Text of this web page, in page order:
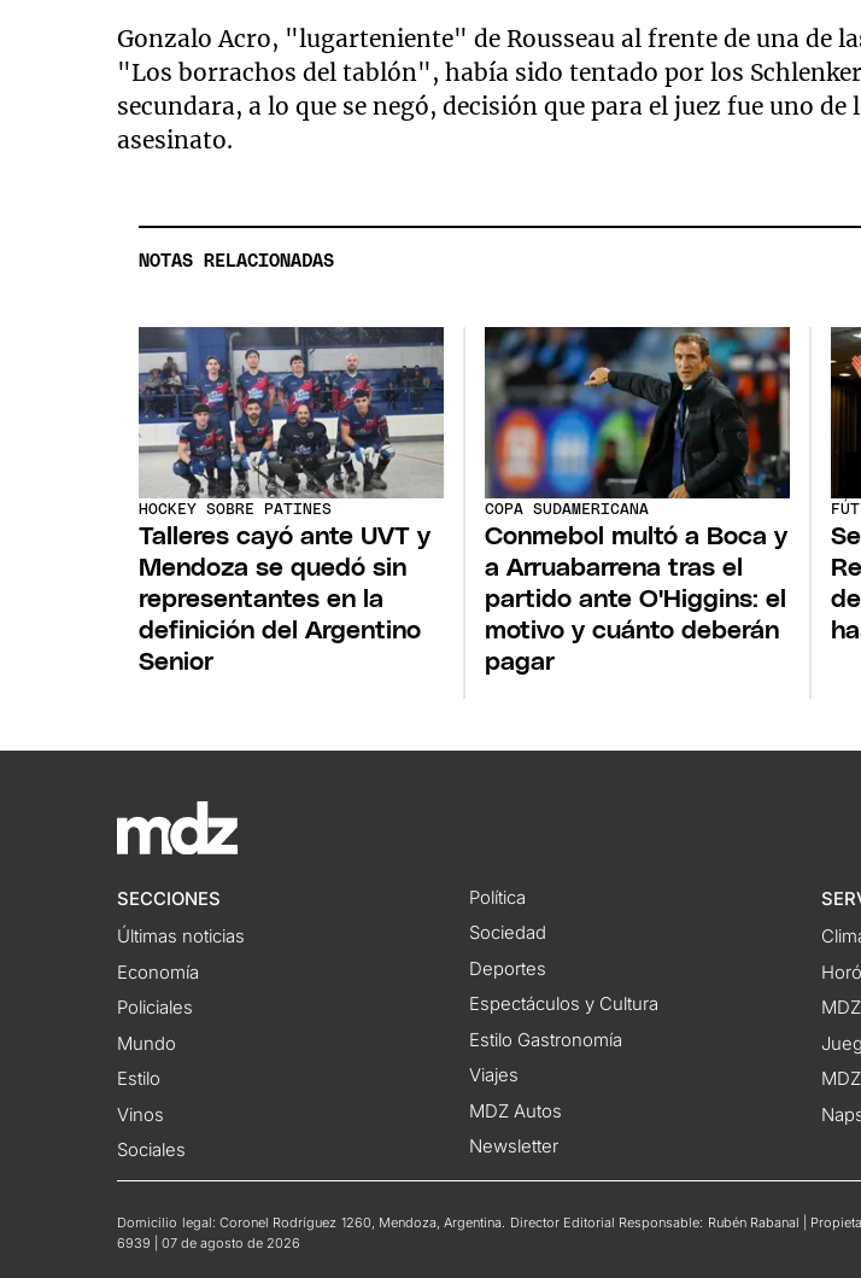
Gonzalo Acro, "lugarteniente" de Rousseau al frente de una de
"Los borrachos del tablón", había sido tentado por los
secundara, a lo que se negó, decisión que para el juez fue uno de
asesinato.
NOTAS RELACIONADAS
HOCKEY SOBRE PATINES
Talleres cayó ante UVT y
Mendoza se quedó sin
representantes en la
definición del Argentino
Senior
COPA SUDAMERICANA
Conmebol multó a Boca y
a Arruabarrena tras el
partido ante O'Higgins: el
motivo y cuánto deberán
pagar
SECCIONES
Últimas noticias
Economía
Policiales
Mundo
Estilo
Vinos
Sociales
Política
Sociedad
Deportes
Espectáculos y Cultura
Estilo Gastronomía
Viajes
MDZ Autos
Newsletter
Domicilio legal: Coronel Rodríguez 1260, Mendoza, Argentina. Director Editorial Responsable: Rubén Rabanal |
6939 | 07 de agosto de 2026